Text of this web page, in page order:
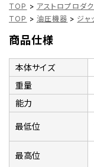
TOP > アストロプロダ
TOP > 油圧機器 > ジャ
商品仕様
本体サイズ
重量
能力
最低位
最高位